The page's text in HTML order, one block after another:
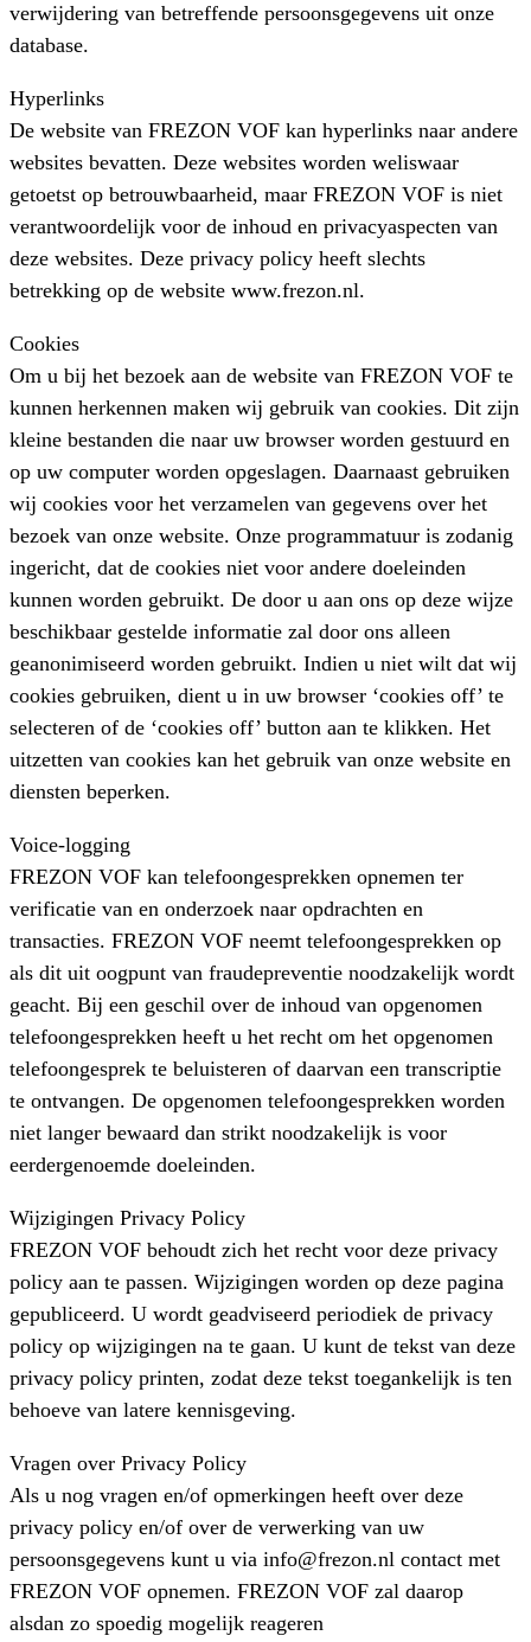
verwijdering van betreffende persoonsgegevens uit onze
database.
Hyperlinks
De website van FREZON VOF kan hyperlinks naar andere
websites bevatten. Deze websites worden weliswaar
getoetst op betrouwbaarheid, maar FREZON VOF is niet
verantwoordelijk voor de inhoud en privacyaspecten van
deze websites. Deze privacy policy heeft slechts
betrekking op de website www.frezon.nl.
Cookies
Om u bij het bezoek aan de website van FREZON VOF te
kunnen herkennen maken wij gebruik van cookies. Dit zijn
kleine bestanden die naar uw browser worden gestuurd en
op uw computer worden opgeslagen. Daarnaast gebruiken
wij cookies voor het verzamelen van gegevens over het
bezoek van onze website. Onze programmatuur is zodanig
ingericht, dat de cookies niet voor andere doeleinden
kunnen worden gebruikt. De door u aan ons op deze wijze
beschikbaar gestelde informatie zal door ons alleen
geanonimiseerd worden gebruikt. Indien u niet wilt dat wij
cookies gebruiken, dient u in uw browser ‘cookies off’ te
selecteren of de ‘cookies off’ button aan te klikken. Het
uitzetten van cookies kan het gebruik van onze website en
diensten beperken.
Voice-logging
FREZON VOF kan telefoongesprekken opnemen ter
verificatie van en onderzoek naar opdrachten en
transacties. FREZON VOF neemt telefoongesprekken op
als dit uit oogpunt van fraudepreventie noodzakelijk wordt
geacht. Bij een geschil over de inhoud van opgenomen
telefoongesprekken heeft u het recht om het opgenomen
telefoongesprek te beluisteren of daarvan een transcriptie
te ontvangen. De opgenomen telefoongesprekken worden
niet langer bewaard dan strikt noodzakelijk is voor
eerdergenoemde doeleinden.
Wijzigingen Privacy Policy
FREZON VOF behoudt zich het recht voor deze privacy
policy aan te passen. Wijzigingen worden op deze pagina
gepubliceerd. U wordt geadviseerd periodiek de privacy
policy op wijzigingen na te gaan. U kunt de tekst van deze
privacy policy printen, zodat deze tekst toegankelijk is ten
behoeve van latere kennisgeving.
Vragen over Privacy Policy
Als u nog vragen en/of opmerkingen heeft over deze
privacy policy en/of over de verwerking van uw
persoonsgegevens kunt u via info@frezon.nl contact met
FREZON VOF opnemen. FREZON VOF zal daarop
alsdan zo spoedig mogelijk reageren